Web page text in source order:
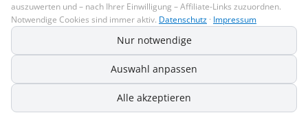
J.A.R.V.I.S.
Amazon-Optimierung
AI Influencer
auszuwerten und – nach Ihrer Einwilligung – Affiliate-Links zuzuordnen.
Notwendige Cookies sind immer aktiv. Datenschutz · Impressum
Nur notwendige
Auswahl anpassen
Alle akzeptieren